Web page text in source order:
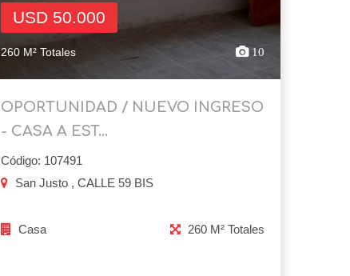
USD 50.000
260 M² Totales 10
OPORTUNIDAD / NUEVO INGRESO
- CASA A EST...
Código: 107491
San Justo , CALLE 59 BIS
Casa 260 M² Totales